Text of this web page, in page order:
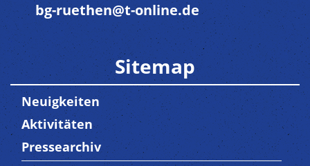
bg-ruethen@t-online.de
Sitemap
Neuigkeiten
Aktivitäten
Pressearchiv